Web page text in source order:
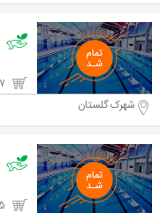
شهرک گلستان